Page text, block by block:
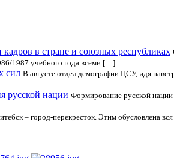
в стране и союзных республиках
1987 учебного года всеми […]
сил В августе отдел демографии ЦСУ, идя
русской нации Формирование русской
– город-перекресток. Этим обусловлена